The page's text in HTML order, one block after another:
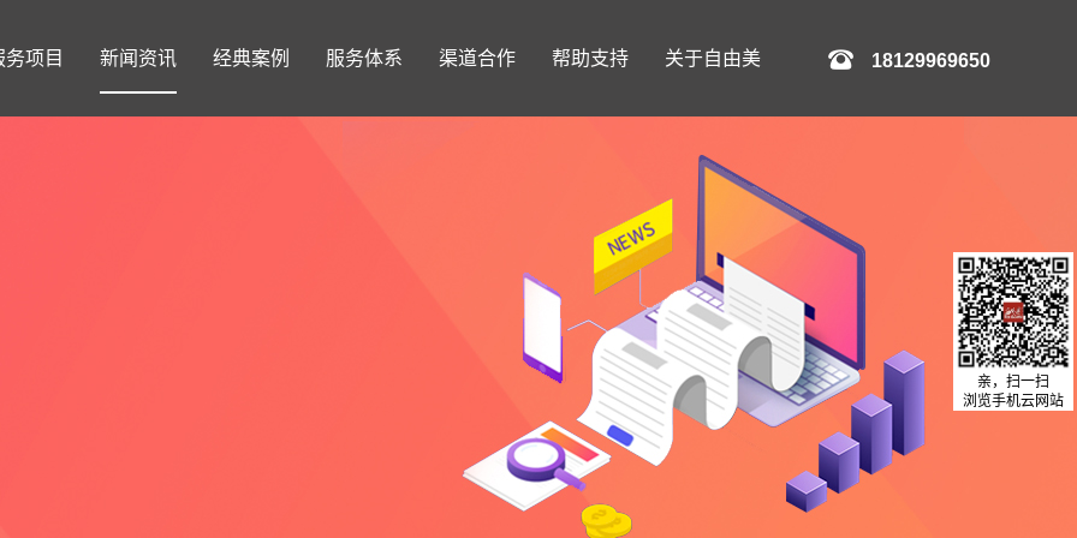
务项目 新闻资讯 经典案例 服务体系 渠道合作 帮助支持 关于自由美 18129969650
亲，扫一扫
浏览手机云网站